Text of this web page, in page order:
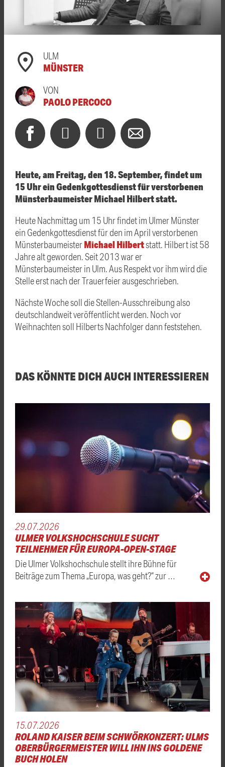
ULM
MÜNSTER
VON
PAOLO PERCOCO
Heute, am Freitag, den 18. September, findet um
15 Uhr ein Gedenkgottesdienst für verstorbenen
Münsterbaumeister Michael Hilbert statt.
Heute Nachmittag um 15 Uhr findet im Ulmer Münster
ein Gedenkgottesdienst für den im April verstorbenen
MünsterbaumeisterMichael Hilbertstatt. Hilbert ist 58
Jahre alt geworden. Seit 2013 war er
Münsterbaumeister in Ulm. Aus Respekt vor ihm wird die
Stelle erst nach der Trauerfeier ausgeschrieben.
Nächste Woche soll die Stellen-Ausschreibung also
deutschlandweit veröffentlicht werden. Noch vor
Weihnachten soll Hilberts Nachfolger dann feststehen.
DAS KÖNNTE DICH AUCH INTERESSIEREN
29.07.2026
ULMER VOLKSHOCHSCHULE SUCHT
TEILNEHMER FÜR EUROPA-OPEN-STAGE
Die Ulmer Volkshochschule stellt ihre Bühne für
Beiträge zum Thema „Europa, was geht?“ zur …
15.07.2026
ROLAND KAISER BEIM SCHWÖRKONZERT: ULMS
OBERBÜRGERMEISTER WILL IHN INS GOLDENE
BUCH HOLEN